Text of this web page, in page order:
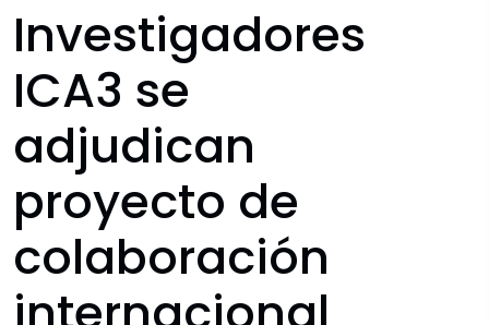
Investigadores
ICA3 se
adjudican
proyecto de
colaboración